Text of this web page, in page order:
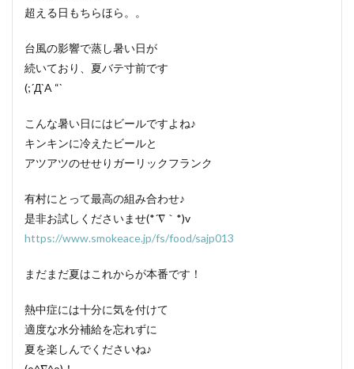
超える日もちらほら。。
台風の影響で蒸し暑い日が
続いており、夏バテ寸前です
(;´Д`A “`
こんな暑い日にはビールですよね♪
キンキンに冷えたビールと
アツアツのせせりガーリックフランク
有村にとって最高の組み合わせ♪
是非お試しくださいませ(*´∇｀*)v
https://www.smokeace.jp/fs/food/sajp013
まだまだ夏はこれからが本番です！
熱中症には十分に気を付けて
適度な水分補給を忘れずに
夏を楽しんでくださいね♪